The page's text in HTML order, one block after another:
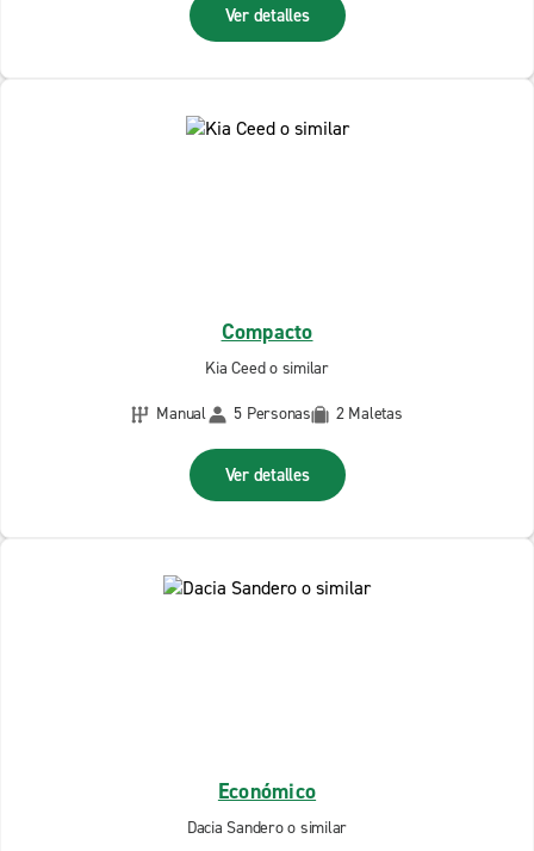
Ver detalles
Compacto
Kia Ceed o similar
Manual
5 Personas 2 Maletas
Ver detalles
Económico
Dacia Sandero o similar